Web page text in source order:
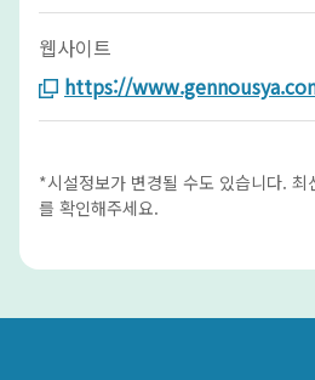
웹사이트
https://
*시설정보가 변경될 수도 있습니다. 최
를 확인해주세요.